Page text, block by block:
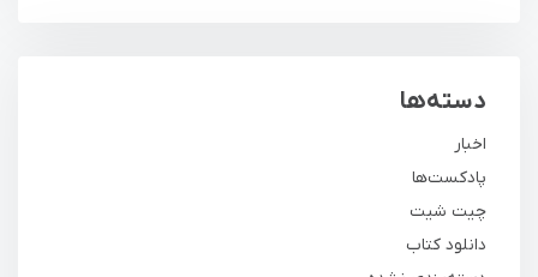
دسته‌ها
اخبار
پادکست‌ها
چیت شیت
دانلود کتاب